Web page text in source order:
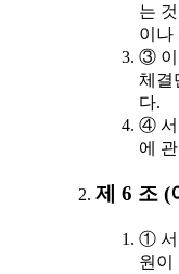
는
이나
③ 이
체결
다.
④ 서
에
제 6 조 (
① 서
원이